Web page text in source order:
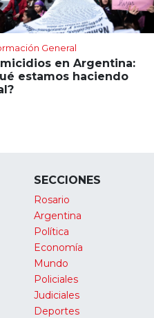
General
en Argentina:
estamos haciendo
SECCIONES
Rosario
Argentina
Política
Economía
Mundo
Policiales
Judiciales
Deportes